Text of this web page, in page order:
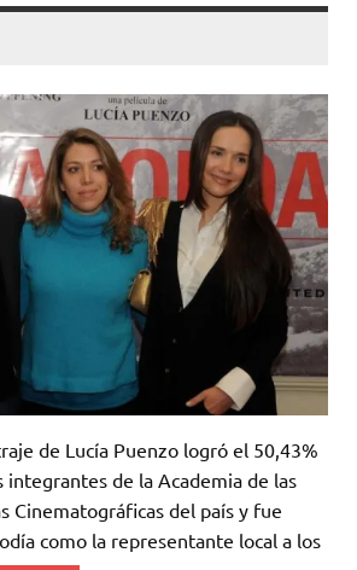
de Lucía Puenzo logró el 50,43%
integrantes de la Academia de las
Cinematográficas del país y fue
como la representante local a los